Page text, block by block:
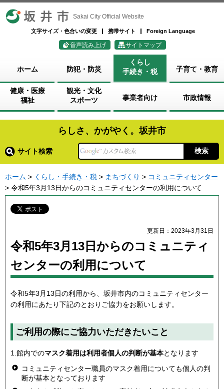
坂井市 Sakai City Official Website
文字サイズ・色合いの変更 携帯サイト Foreign Language
音声読み上げ サイトマップ
ホーム 防犯・防災
くらし
手続き・税
子育て・教育
健康・医療
福祉
観光・文化
スポーツ
事業者向け 市政情報
らしさ、かがやく。坂井市
サイト検索
ホーム > くらし・手続き・税 > まちづくり > コミュニティセンター
> 令和5年3月13日からのコミュニティセンターの利用について
更新日：2023年3月31日
令和5年3月13日からのコミュニティ
センターの利用について
令和5年3月13日の利用から、坂井市内のコミュニティセンター
の利用にあたり下記のとおりご協力をお願いします。
ご利用の際にご協力いただきたいこと
1.館内でのマスク着用は利用者個人の判断が基本となります
コミュニティセンター職員のマスク着用についても個人の判
断が基本となっております